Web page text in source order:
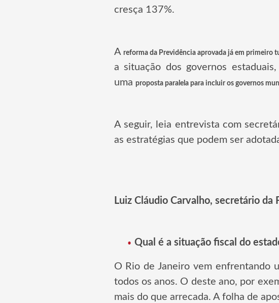
cresça 137%.
A reforma da Previdência aprovada já em primeiro
a situação dos governos
uma proposta paralela para incluir os governos
A seguir, leia entrevista com
as estratégias que podem ser
Luiz Cláudio Carvalho, secretário da
Qual é a situação fiscal do
O Rio de Janeiro vem enfrentando
todos os anos. O deste ano, por
mais do que arrecada. A folha de